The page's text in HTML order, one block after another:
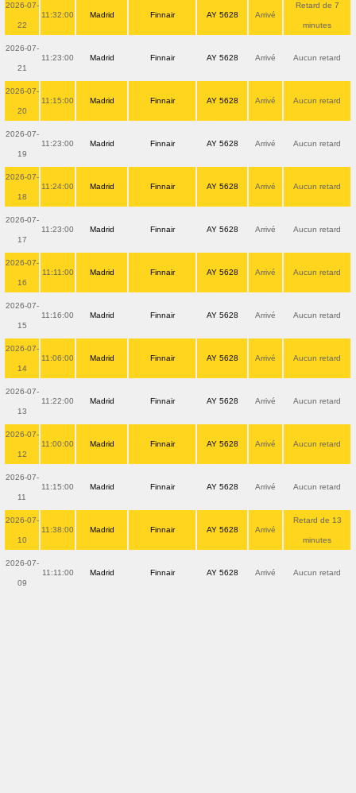
2026-07-
22
11:32:00 Madrid Finnair AY 5628 Arrivé
Retard de 7
minutes
2026-07-
21
11:23:00 Madrid Finnair AY 5628 Arrivé Aucun retard
2026-07-
20
11:15:00 Madrid Finnair AY 5628 Arrivé Aucun retard
2026-07-
19
11:23:00 Madrid Finnair AY 5628 Arrivé Aucun retard
2026-07-
18
11:24:00 Madrid Finnair AY 5628 Arrivé Aucun retard
2026-07-
17
11:23:00 Madrid Finnair AY 5628 Arrivé Aucun retard
2026-07-
16
11:11:00 Madrid Finnair AY 5628 Arrivé Aucun retard
2026-07-
15
11:16:00 Madrid Finnair AY 5628 Arrivé Aucun retard
2026-07-
14
11:06:00 Madrid Finnair AY 5628 Arrivé Aucun retard
2026-07-
13
11:22:00 Madrid Finnair AY 5628 Arrivé Aucun retard
2026-07-
12
11:00:00 Madrid Finnair AY 5628 Arrivé Aucun retard
2026-07-
11
11:15:00 Madrid Finnair AY 5628 Arrivé Aucun retard
2026-07-
10
11:38:00 Madrid Finnair AY 5628 Arrivé
Retard de 13
minutes
2026-07-
09
11:11:00 Madrid Finnair AY 5628 Arrivé Aucun retard